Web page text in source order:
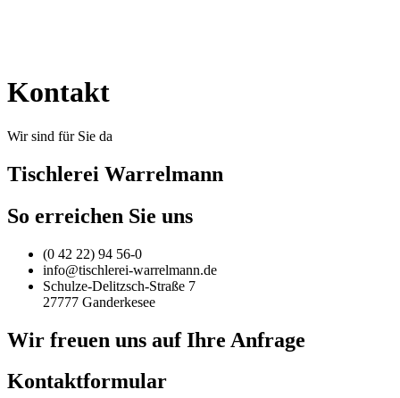
Kontakt
Wir sind für Sie da
Tischlerei Warrelmann
So erreichen Sie uns
(0 42 22) 94 56-0
info@tischlerei-warrelmann.de
Schulze-Delitzsch-Straße 7
27777 Ganderkesee
Wir freuen uns auf Ihre Anfrage
Kontaktformular